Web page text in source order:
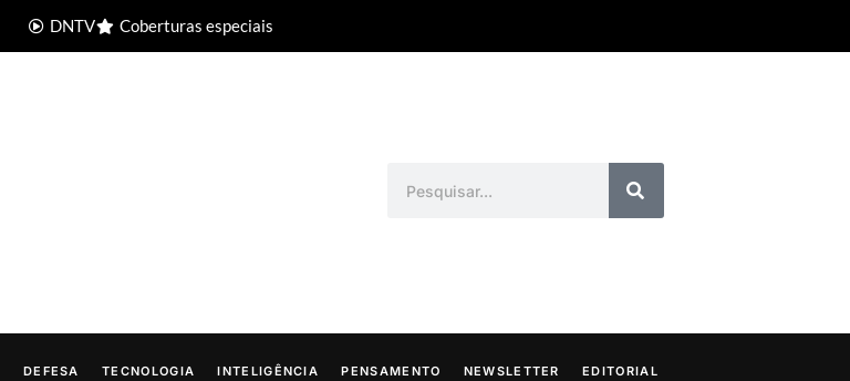
DNTV Coberturas especiais
DEFESA TECNOLOGIA INTELIGÊNCIA PENSAMENTO NEWSLETTER EDITORIAL